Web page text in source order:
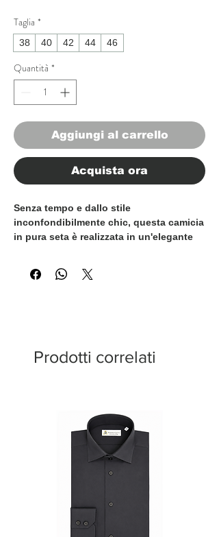
Taglia *
38 40 42 44 46
Quantità *
Aggiungi al carrello
Acquista ora
Senza tempo e dallo stile
inconfondibilmente chic, questa camicia
in pura seta è realizzata in un'elegante
silhouette morbida e fluida. Rifinita con
bottoni in cristallo Swarovski, offre un
Prodotti correlati